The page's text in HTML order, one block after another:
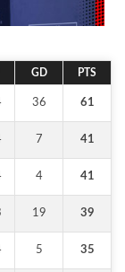
GD PTS
36 61
7 41
4 41
19 39
5 35